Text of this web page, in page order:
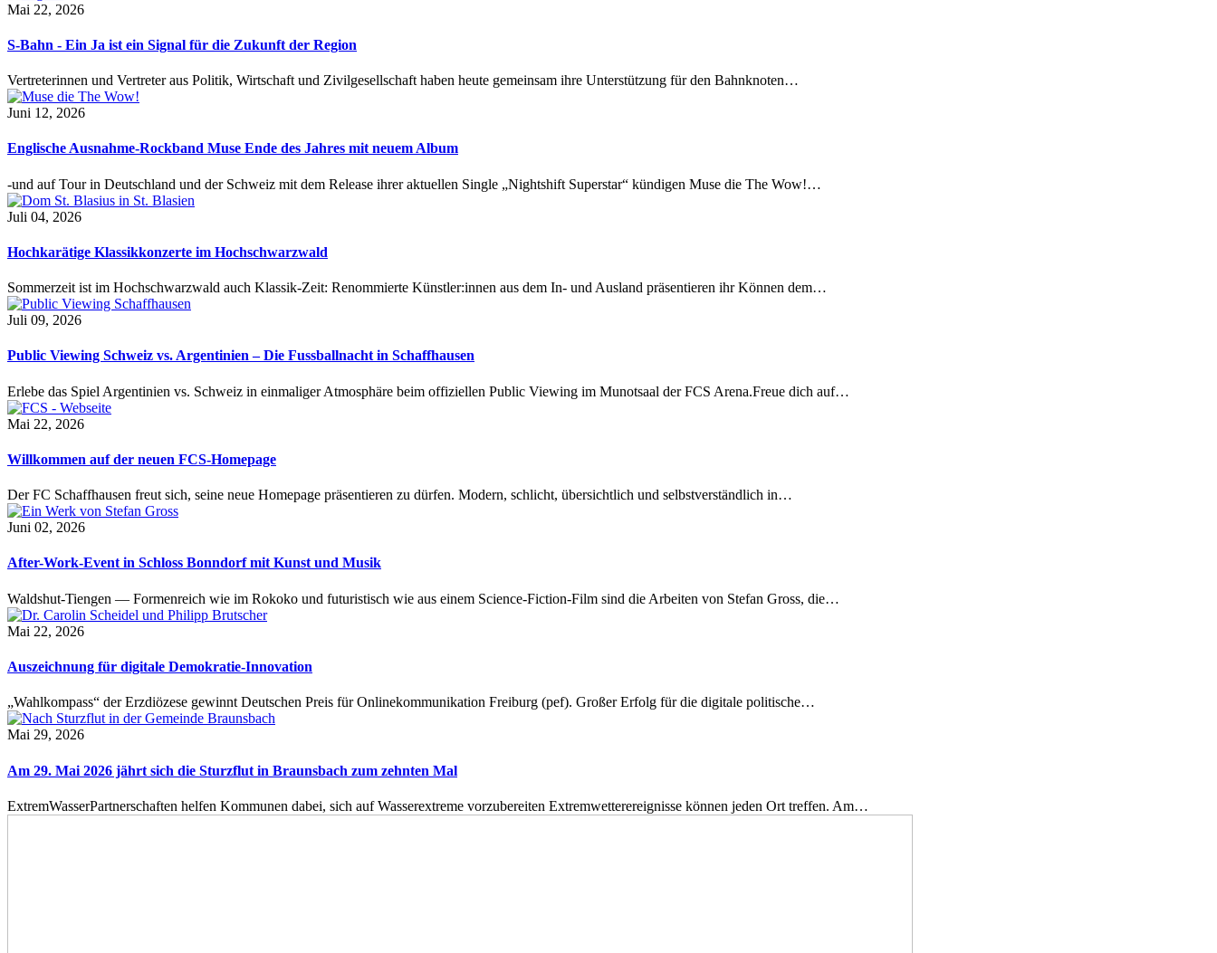
Mai 22, 2026
S-Bahn - Ein Ja ist ein Signal für die Zukunft der Region
Vertreterinnen und Vertreter aus Politik, Wirtschaft und Zivilgesellschaft haben heute gemeinsam ihre Unterstützung für den Bahnknoten…
Juni 12, 2026
Englische Ausnahme-Rockband Muse Ende des Jahres mit neuem Album
-und auf Tour in Deutschland und der Schweiz mit dem Release ihrer aktuellen Single „Nightshift Superstar“ kündigen Muse die The Wow!…
Juli 04, 2026
Hochkarätige Klassikkonzerte im Hochschwarzwald
Sommerzeit ist im Hochschwarzwald auch Klassik-Zeit: Renommierte Künstler:innen aus dem In- und Ausland präsentieren ihr Können dem…
Juli 09, 2026
Public Viewing Schweiz vs. Argentinien – Die Fussballnacht in Schaffhausen
Erlebe das Spiel Argentinien vs. Schweiz in einmaliger Atmosphäre beim offiziellen Public Viewing im Munotsaal der FCS Arena.Freue dich auf…
Mai 22, 2026
Willkommen auf der neuen FCS-Homepage
Der FC Schaffhausen freut sich, seine neue Homepage präsentieren zu dürfen. Modern, schlicht, übersichtlich und selbstverständlich in…
Juni 02, 2026
After-Work-Event in Schloss Bonndorf mit Kunst und Musik
Waldshut-Tiengen — Formenreich wie im Rokoko und futuristisch wie aus einem Science-Fiction-Film sind die Arbeiten von Stefan Gross, die…
Mai 22, 2026
Auszeichnung für digitale Demokratie-Innovation
„Wahlkompass“ der Erzdiözese gewinnt Deutschen Preis für Onlinekommunikation Freiburg (pef). Großer Erfolg für die digitale politische…
Mai 29, 2026
Am 29. Mai 2026 jährt sich die Sturzflut in Braunsbach zum zehnten Mal
ExtremWasserPartnerschaften helfen Kommunen dabei, sich auf Wasserextreme vorzubereiten Extremwetterereignisse können jeden Ort treffen. Am…